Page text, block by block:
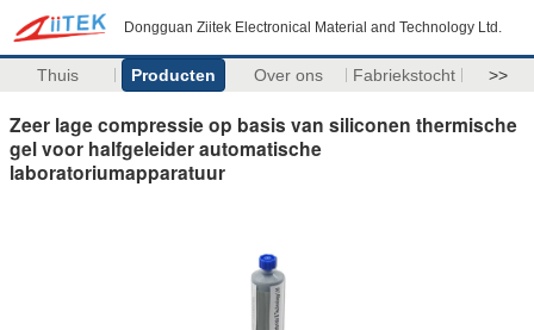
Dongguan Ziitek Electronical Material and Technology Ltd.
Thuis Producten Over ons Fabriekstocht >>
Zeer lage compressie op basis van siliconen thermische
gel voor halfgeleider automatische
laboratoriumapparatuur